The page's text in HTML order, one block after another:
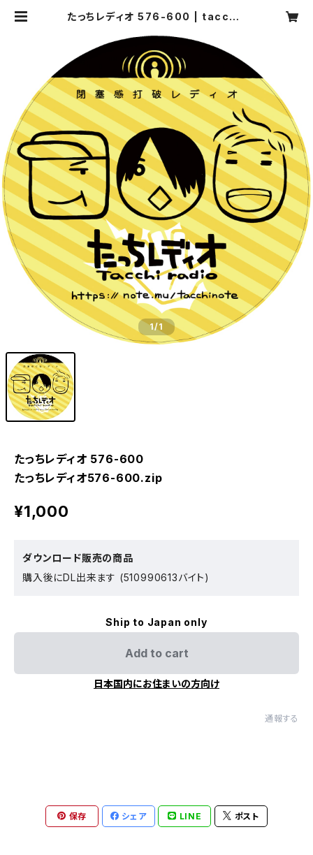
たっちレディオ 576-600 | tacchir
1/1
たっちレディオ 576-600
たっちレディオ576-600.zip
¥1,000
ダウンロード販売の商品
購入後にDL出来ます (510990613バイト)
Ship to Japan only
Add to cart
日本国内にお住まいの方向け
通報する
保存 シェア LINE ポスト